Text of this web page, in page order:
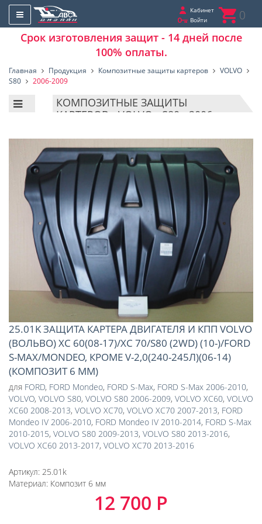
Кабинет
Войти
0
Срок изготовления защит - 14 дней после
100% оплаты.
Главная Продукция Композитные защиты картеров
VOLVO
S80
2006-2009
КОМПОЗИТНЫЕ ЗАЩИТЫ
КАРТЕРОВ - VOLVO - S80 - 2006-
25.01K ЗАЩИТА КАРТЕРА ДВИГАТЕЛЯ И КПП VOLVO
(ВОЛЬВО) XC 60(08-17)/XC 70/S80 (2WD) (10-)/FORD
S-MAX/MONDEO, КРОМЕ V-2,0(240-245Л)(06-14)
(КОМПОЗИТ 6 ММ)
для FORD, FORD Mondeo, FORD S-Max, FORD S-Max 2006-2010,
VOLVO, VOLVO S80, VOLVO S80 2006-2009, VOLVO XC60, VOLVO
XC60 2008-2013, VOLVO XC70, VOLVO XC70 2007-2013, FORD
Mondeo IV 2006-2010, FORD Mondeo IV 2010-2014, FORD S-Max
2010-2015, VOLVO S80 2009-2013, VOLVO S80 2013-2016,
VOLVO XC60 2013-2017, VOLVO XC70 2013-2016
Артикул: 25.01k
Материал: Композит 6 мм
12 700 Р